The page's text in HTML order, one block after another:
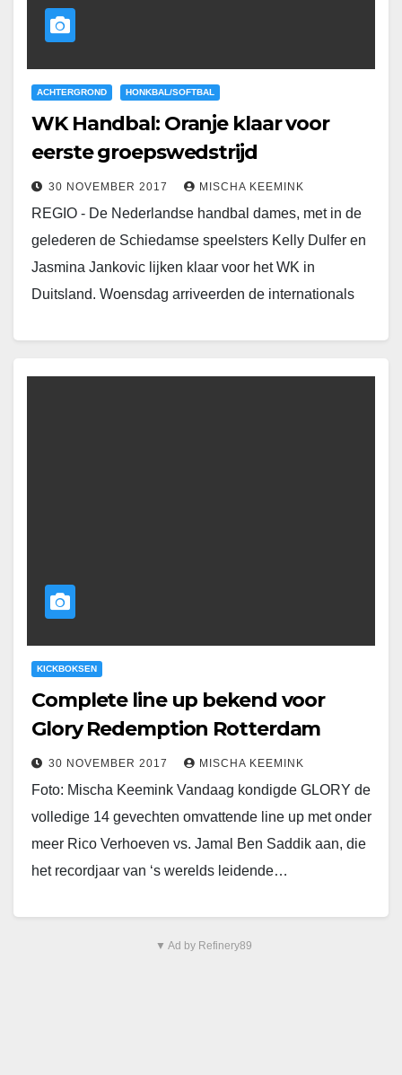
ACHTERGROND HONKBAL/SOFTBAL
WK Handbal: Oranje klaar voor
eerste groepswedstrijd
30 NOVEMBER 2017 MISCHA KEEMINK
REGIO - De Nederlandse handbal dames, met in de
gelederen de Schiedamse speelsters Kelly Dulfer en
Jasmina Jankovic lijken klaar voor het WK in
Duitsland. Woensdag arriveerden de internationals
KICKBOKSEN
Complete line up bekend voor
Glory Redemption Rotterdam
30 NOVEMBER 2017 MISCHA KEEMINK
Foto: Mischa Keemink Vandaag kondigde GLORY de
volledige 14 gevechten omvattende line up met onder
meer Rico Verhoeven vs. Jamal Ben Saddik aan, die
het recordjaar van ‘s werelds leidende…
▼ Ad by Refinery89